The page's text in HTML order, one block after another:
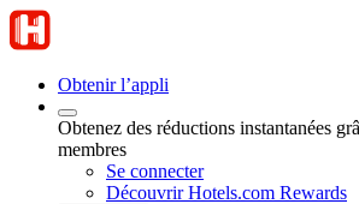
Obtenir l’appli
Obtenez des réductions instantanées
membres
Se connecter
Découvrir Hotels.com Rewards